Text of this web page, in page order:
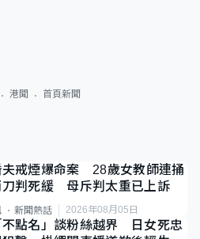
港聞 首頁新聞
夫戒煙爆命案 28歲女教師連捅
刀判死緩 母斥判太重已上訴
新聞熱話 2026年08月05日
不點名」談粉絲越界 日女死忠